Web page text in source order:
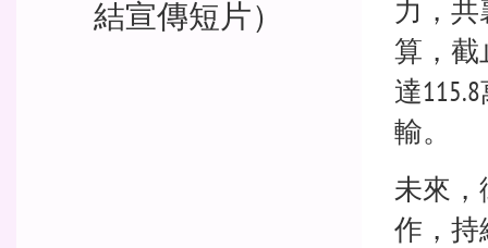
結宣傳短片）
力，
算，截
達
輸。
未來
作，持